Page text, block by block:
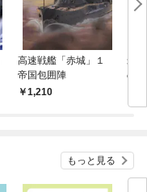
高速戦艦「赤城」１
帝国包囲陣
1,210
米
の
もっと見る